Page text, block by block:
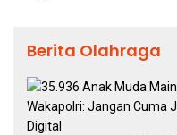
Berita Olahraga